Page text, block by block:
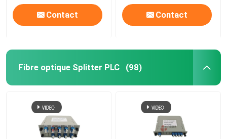
Contact Contact
Fibre optique Splitter PLC (98)